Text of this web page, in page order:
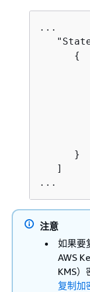
...
{
      }
   ]
...
注意
如果要
AWS
KMS
复制加